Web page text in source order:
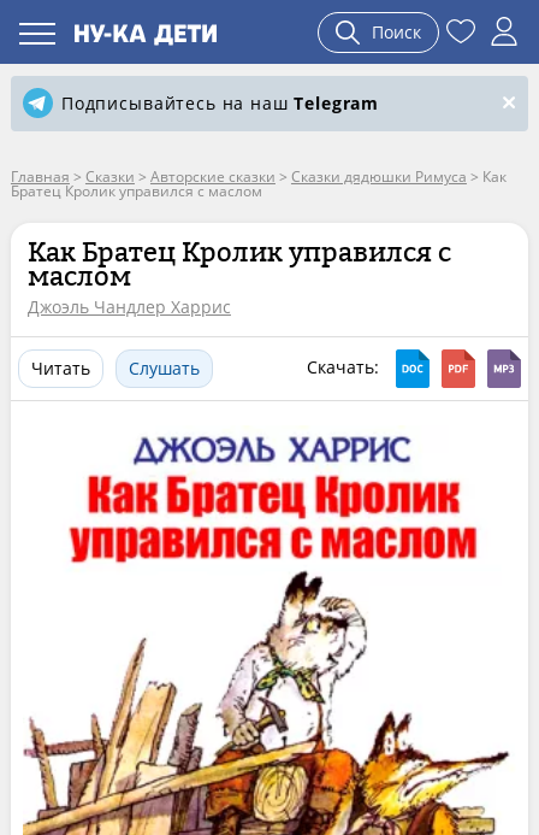
Поиск
Подписывайтесь на нашTelegram
Главная > Сказки > Авторские сказки > Сказки дядюшки Римуса > Как
Братец Кролик управился с маслом
Как Братец Кролик управился с
маслом
Джоэль Чандлер Харрис
Читать Слушать Скачать: